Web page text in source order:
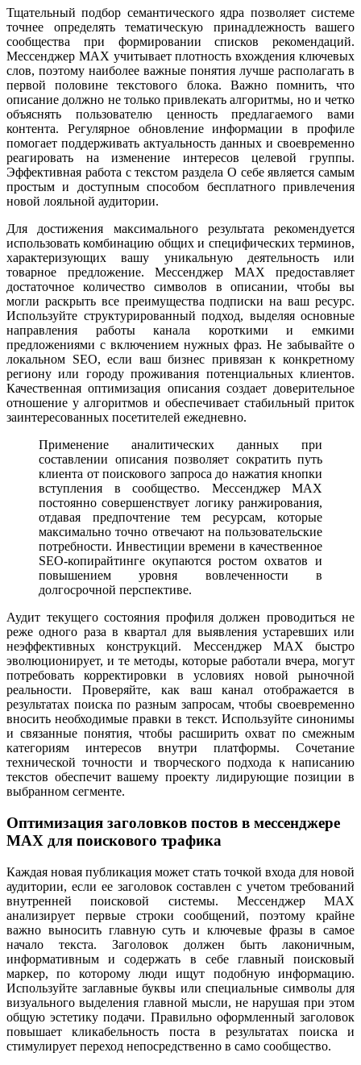
Тщательный подбор семантического ядра позволяет системе
точнее определять тематическую принадлежность вашего
сообщества при формировании списков рекомендаций.
Мессенджер MAX учитывает плотность вхождения ключевых
слов, поэтому наиболее важные понятия лучше располагать в
первой половине текстового блока. Важно помнить, что
описание должно не только привлекать алгоритмы, но и четко
объяснять пользователю ценность предлагаемого вами
контента. Регулярное обновление информации в профиле
помогает поддерживать актуальность данных и своевременно
реагировать на изменение интересов целевой группы.
Эффективная работа с текстом раздела О себе является самым
простым и доступным способом бесплатного привлечения
новой лояльной аудитории.
Для достижения максимального результата рекомендуется
использовать комбинацию общих и специфических терминов,
характеризующих вашу уникальную деятельность или
товарное предложение. Мессенджер MAX предоставляет
достаточное количество символов в описании, чтобы вы
могли раскрыть все преимущества подписки на ваш ресурс.
Используйте структурированный подход, выделяя основные
направления работы канала короткими и емкими
предложениями с включением нужных фраз. Не забывайте о
локальном SEO, если ваш бизнес привязан к конкретному
региону или городу проживания потенциальных клиентов.
Качественная оптимизация описания создает доверительное
отношение у алгоритмов и обеспечивает стабильный приток
заинтересованных посетителей ежедневно.
Применение аналитических данных при
составлении описания позволяет сократить путь
клиента от поискового запроса до нажатия кнопки
вступления в сообщество. Мессенджер MAX
постоянно совершенствует логику ранжирования,
отдавая предпочтение тем ресурсам, которые
максимально точно отвечают на пользовательские
потребности. Инвестиции времени в качественное
SEO-копирайтинге окупаются ростом охватов и
повышением уровня вовлеченности в
долгосрочной перспективе.
Аудит текущего состояния профиля должен проводиться не
реже одного раза в квартал для выявления устаревших или
неэффективных конструкций. Мессенджер MAX быстро
эволюционирует, и те методы, которые работали вчера, могут
потребовать корректировки в условиях новой рыночной
реальности. Проверяйте, как ваш канал отображается в
результатах поиска по разным запросам, чтобы своевременно
вносить необходимые правки в текст. Используйте синонимы
и связанные понятия, чтобы расширить охват по смежным
категориям интересов внутри платформы. Сочетание
технической точности и творческого подхода к написанию
текстов обеспечит вашему проекту лидирующие позиции в
выбранном сегменте.
Оптимизация заголовков постов в мессенджере
MAX для поискового трафика
Каждая новая публикация может стать точкой входа для новой
аудитории, если ее заголовок составлен с учетом требований
внутренней поисковой системы. Мессенджер MAX
анализирует первые строки сообщений, поэтому крайне
важно выносить главную суть и ключевые фразы в самое
начало текста. Заголовок должен быть лаконичным,
информативным и содержать в себе главный поисковый
маркер, по которому люди ищут подобную информацию.
Используйте заглавные буквы или специальные символы для
визуального выделения главной мысли, не нарушая при этом
общую эстетику подачи. Правильно оформленный заголовок
повышает кликабельность поста в результатах поиска и
стимулирует переход непосредственно в само сообщество.